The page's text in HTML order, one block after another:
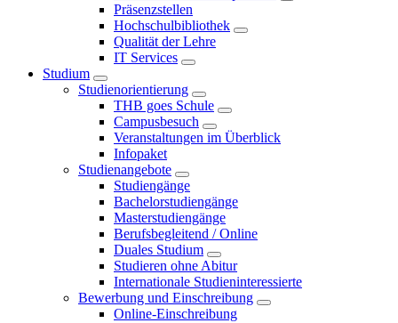
Präsenzstellen
Hochschulbibliothek
Qualität der Lehre
IT Services
Studium
Studienorientierung
THB goes Schule
Campusbesuch
Veranstaltungen im Überblick
Infopaket
Studienangebote
Studiengänge
Bachelorstudiengänge
Masterstudiengänge
Berufsbegleitend / Online
Duales Studium
Studieren ohne Abitur
Internationale Studieninteressierte
Bewerbung und Einschreibung
Online-Einschreibung